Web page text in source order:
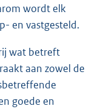
wordt elk
en vastgesteld.
wat betreft
aan zowel de
goede en